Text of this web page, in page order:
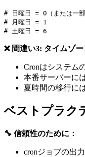
# 日曜日 = 0（または一部
# 月曜日 = 1
❌ 間違い3: タイムゾ
Cronはシステム
本番サーバーに
夏時間の移行に
ベストプラク
🔧 信頼性のために：
cronジョブの出